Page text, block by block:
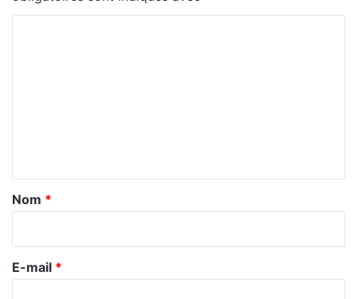
a
e
Nom *
E-mail *